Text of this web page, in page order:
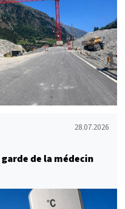
28.07.2026
de la médecin